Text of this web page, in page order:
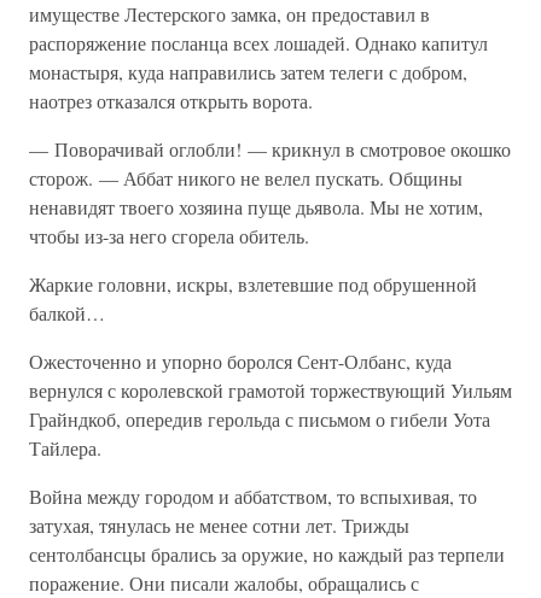
имуществе Лестерского замка, он предоставил в
распоряжение посланца всех лошадей. Однако капитул
монастыря, куда направились затем телеги с добром,
наотрез отказался открыть ворота.
— Поворачивай оглобли! — крикнул в смотровое окошко
сторож. — Аббат никого не велел пускать. Общины
ненавидят твоего хозяина пуще дьявола. Мы не хотим,
чтобы из-за него сгорела обитель.
Жаркие головни, искры, взлетевшие под обрушенной
балкой…
Ожесточенно и упорно боролся Сент-Олбанс, куда
вернулся с королевской грамотой торжествующий Уильям
Грайндкоб, опередив герольда с письмом о гибели Уота
Тайлера.
Война между городом и аббатством, то вспыхивая, то
затухая, тянулась не менее сотни лет. Трижды
сентолбансцы брались за оружие, но каждый раз терпели
поражение. Они писали жалобы, обращались с